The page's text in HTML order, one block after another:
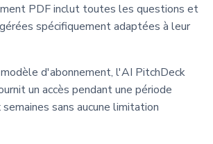
PDF inclut toutes les questions et
spécifiquement adaptées à leur
d'abonnement, l'AI PitchDeck
un accès pendant une période
sans aucune limitation